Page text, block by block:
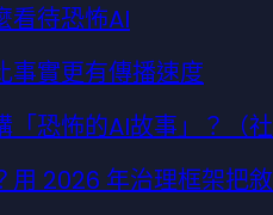
看待恐怖AI
事實更有傳播速度
恐怖的AI故事」？（
用 2026 年治理框架把